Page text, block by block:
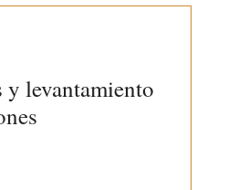
levantamiento